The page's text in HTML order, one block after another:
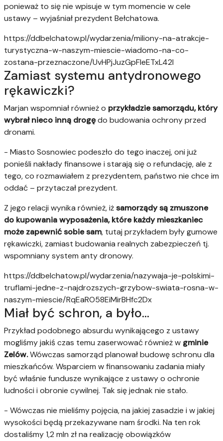
ponieważ to się nie wpisuje w tym momencie w cele
ustawy – wyjaśniał prezydent Bełchatowa.
https://ddbelchatow.pl/wydarzenia/miliony-na-atrakcje-
turystyczna-w-naszym-miescie-wiadomo-na-co-
zostana-przeznaczone/UvHPjJuzGpFIeETxL42I
Zamiast systemu antydronowego
rękawiczki?
Marjan wspomniał również o przykładzie samorządu, który
wybrał nieco inną drogędo budowania ochrony przed
dronami.
- Miasto Sosnowiec podeszło do tego inaczej, oni już
ponieśli nakłady finansowe i starają się o refundację, ale z
tego, co rozmawiałem z prezydentem, państwo nie chce im
oddać – przytaczał prezydent.
Z jego relacji wynika również, iżsamorządy są zmuszone
do kupowania wyposażenia, które każdy mieszkaniec
może zapewnić sobie sam, tutaj przykładem były gumowe
rękawiczki, zamiast budowania realnych zabezpieczeń tj.
wspomniany system anty dronowy.
https://ddbelchatow.pl/wydarzenia/nazywaja-je-polskimi-
truflami-jedne-z-najdrozszych-grzybow-swiata-rosna-w-
naszym-miescie/RqEaRO58EiMirBHfc2Dx
Miał być schron, a było...
Przykład podobnego absurdu wynikającego z ustawy
mogliśmy jakiś czas temu zaserwować również w gminie
Zelów.Wówczas samorząd planował budowę schronu dla
mieszkańców. Wsparciem w finansowaniu zadania miały
być właśnie fundusze wynikające z ustawy o ochronie
ludności i obronie cywilnej. Tak się jednak nie stało.
- Wówczas nie mieliśmy pojęcia, na jakiej zasadzie i w jakiej
wysokości będą przekazywane nam środki. Na ten rok
dostaliśmy 1,2 mln zł na realizację obowiązków